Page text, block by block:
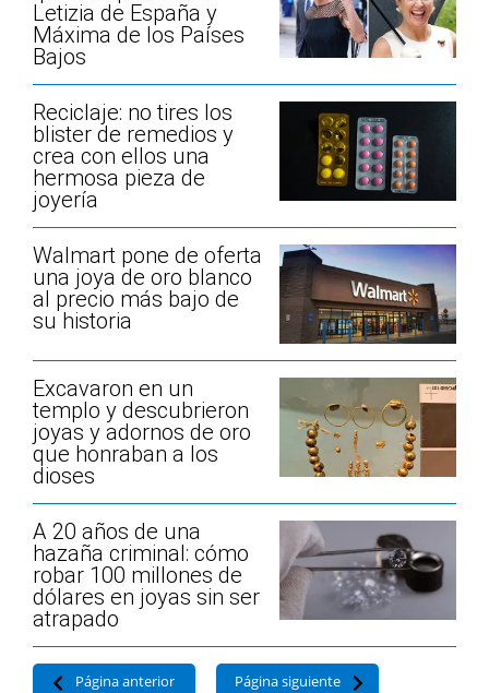
Letizia de España y
Máxima de los Países
Bajos
Reciclaje: no tires los
blister de remedios y
crea con ellos una
hermosa pieza de
joyería
Walmart pone de oferta
una joya de oro blanco
al precio más bajo de
su historia
Excavaron en un
templo y descubrieron
joyas y adornos de oro
que honraban a los
dioses
A 20 años de una
hazaña criminal: cómo
robar 100 millones de
dólares en joyas sin ser
atrapado
Página anterior Página siguiente